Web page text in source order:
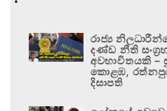
රාජ්‍ය
දණ්ඩ නීති
අවභාවිතයකි
කොළඹ,
දිසාපති